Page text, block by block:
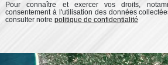
Pour connaître et exercer vos droits,
consentement à l'utilisation des données
consulter notre politique de confidentialité